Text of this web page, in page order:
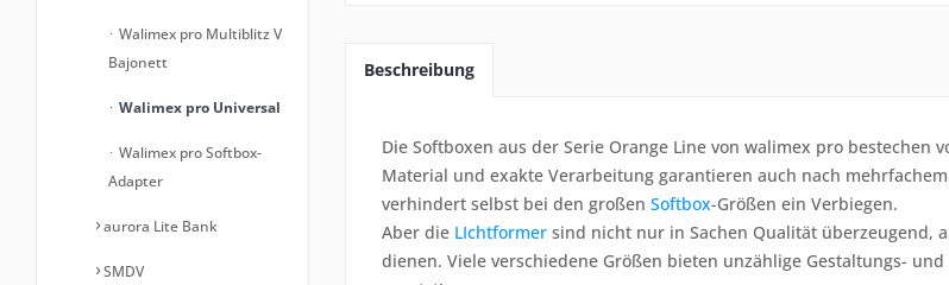
Walimex pro Multiblitz V
Bajonett
Walimex pro Universal
Walimex pro Softbox-
Adapter
aurora Lite Bank
SMDV
Beschreibung
Die Softboxen aus der Serie Orange Line von walimex pro
Material und exakte Verarbeitung garantieren auch nach
verhindert selbst bei den großen Softbox-Größen ein Verbiegen.
Aber die LIchtformer sind nicht nur in Sachen Qualität überzeugend,
dienen. Viele verschiedene Größen bieten unzählige Gestaltungs-